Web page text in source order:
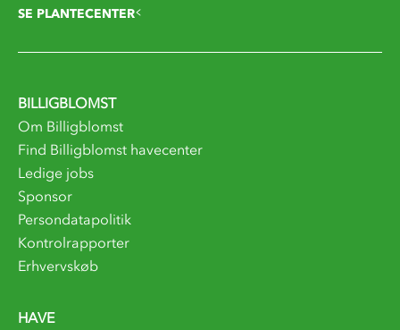
SE PLANTECENTER
BILLIGBLOMST
Om Billigblomst
Find Billigblomst havecenter
Ledige jobs
Sponsor
Persondatapolitik
Kontrolrapporter
Erhvervskøb
HAVE